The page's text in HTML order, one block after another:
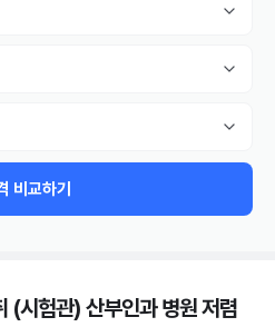
비교하기
(시험관) 산부인과 병원저렴